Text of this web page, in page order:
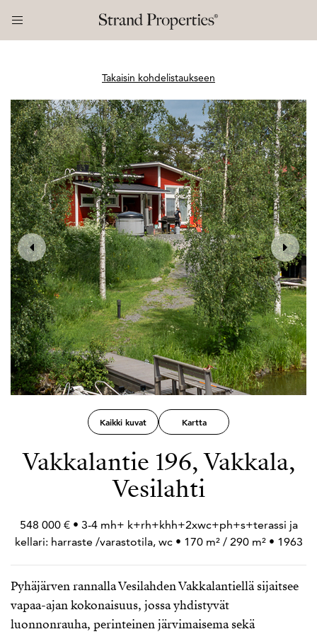
Takaisin kohdelistaukseen
Kaikki kuvat Kartta
Vakkalantie 196, Vakkala,
Vesilahti
548 000 € • 3-4 mh+ k+rh+khh+2xwc+ph+s+terassi ja
kellari: harraste /varastotila, wc • 170 m² / 290 m² • 1963
Pyhäjärven rannalla Vesilahden Vakkalantiellä sijaitsee
vapaa-ajan kokonaisuus, jossa yhdistyvät
luonnonrauha, perinteinen järvimaisema sekä